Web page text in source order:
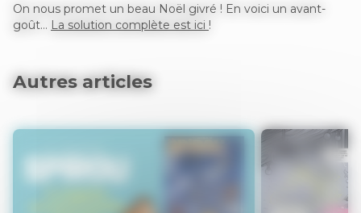
On nous promet un beau Noël givré ! En voici un avant-
goût… La solution complète est ici !
Autres articles